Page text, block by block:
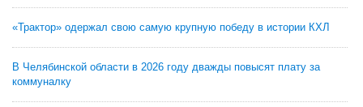
«Трактор» одержал свою самую крупную победу в истории КХЛ
В Челябинской области в 2026 году дважды повысят плату за
коммуналку